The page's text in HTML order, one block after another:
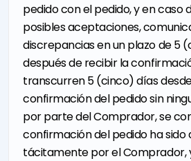
pedido con el pedido, y en caso
posibles aceptaciones,
discrepancias en un plazo de 5
después de recibir la
transcurren 5 (cinco) días
confirmación del pedido sin
por parte del Comprador, se
confirmación del pedido ha
tácitamente por el Comprador,